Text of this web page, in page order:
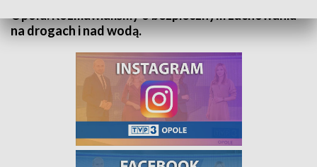
Opolu. Rozmawialiśmy o bezpiecznym zachowaniu
na drogach i nad wodą.